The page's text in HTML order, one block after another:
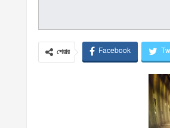
শেয়ার Facebook